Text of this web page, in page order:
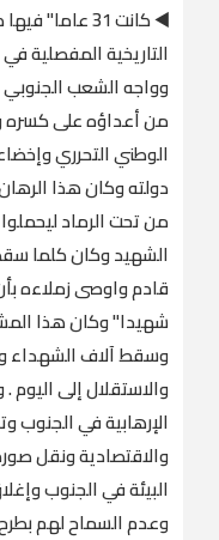
◀️ كانت 31
التاريخية المفصلية
وواجه الشعب الجنوبي
من أعداؤه على كسره
الوطني التحرري
دولته وكان هذا
من تحت الرماد
الشهيد وكان كلما
قادم واوصى زملاءه
وسقط آلاف الشهداء
والاستقلال إلى
الإرهابية في الجنوب
والاقتصادية ونقل
البيئة في الجنوب
وعدم السماح لهم